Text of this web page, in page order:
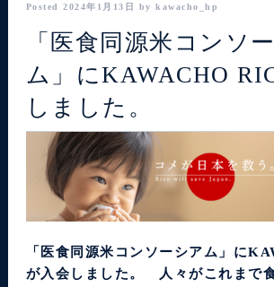
Posted2024年1月13日 by kawacho_hp
「医食同源米コンソ
ム」にKAWACHO
しました。
「医食同源米コンソーシアム」に
が入会しました。 人々がこれまで